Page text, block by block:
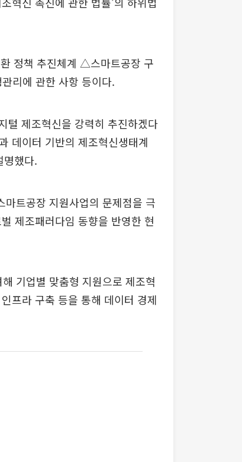
정책 추진체계 △스마트공장 구
리에 관한 사항 등이다.
털 제조혁신을 강력히 추진하겠다
데이터 기반의 제조혁신생태계
명했다.
트공장 지원사업의 문제점을 극
제조패러다임 동향을 반영한 현
기업별 맞춤형 지원으로 제조혁
프라 구축 등을 통해 데이터 경제